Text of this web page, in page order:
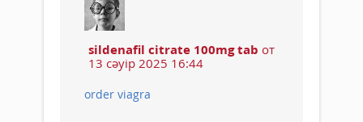
sildenafil citrate 100mg tab от
13 сәуір 2025 16:44
order viagra